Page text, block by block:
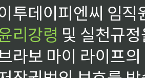
투데이피엔씨 임
리강령 및 실천규
라보 마이 라이프